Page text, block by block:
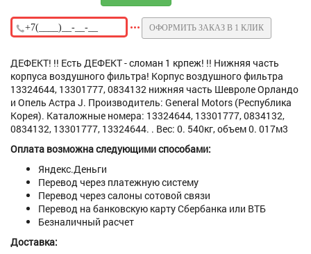
ОФОРМИТЬ ЗАКАЗ В 1 КЛИК
ДЕФЕКТ! !! Есть ДЕФЕКТ - сломан 1 крпеж! !! Нижняя часть
корпуса воздушного фильтра! Корпус воздушного фильтра
13324644, 13301777, 0834132 нижняя часть Шевроле Орландо
и Опель Астра J. Производитель: General Motors (Республика
Корея). Каталожные номера: 13324644, 13301777, 0834132,
0834132, 13301777, 13324644. . Вес: 0. 540кг, объем 0. 017м3
Оплата возможна следующими способами:
Яндекс.Деньги
Перевод через платежную систему
Перевод через салоны сотовой связи
Перевод на банковскую карту Сбербанка или ВТБ
Безналичный расчет
Доставка: